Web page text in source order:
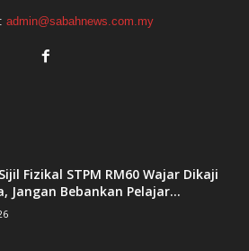
admin@sabahnews.com.my
Fizikal STPM RM60 Wajar Dikaji
Jangan Bebankan Pelajar...